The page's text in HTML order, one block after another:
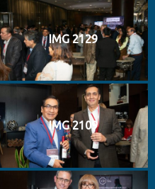
IMG 2129
IMG 2109